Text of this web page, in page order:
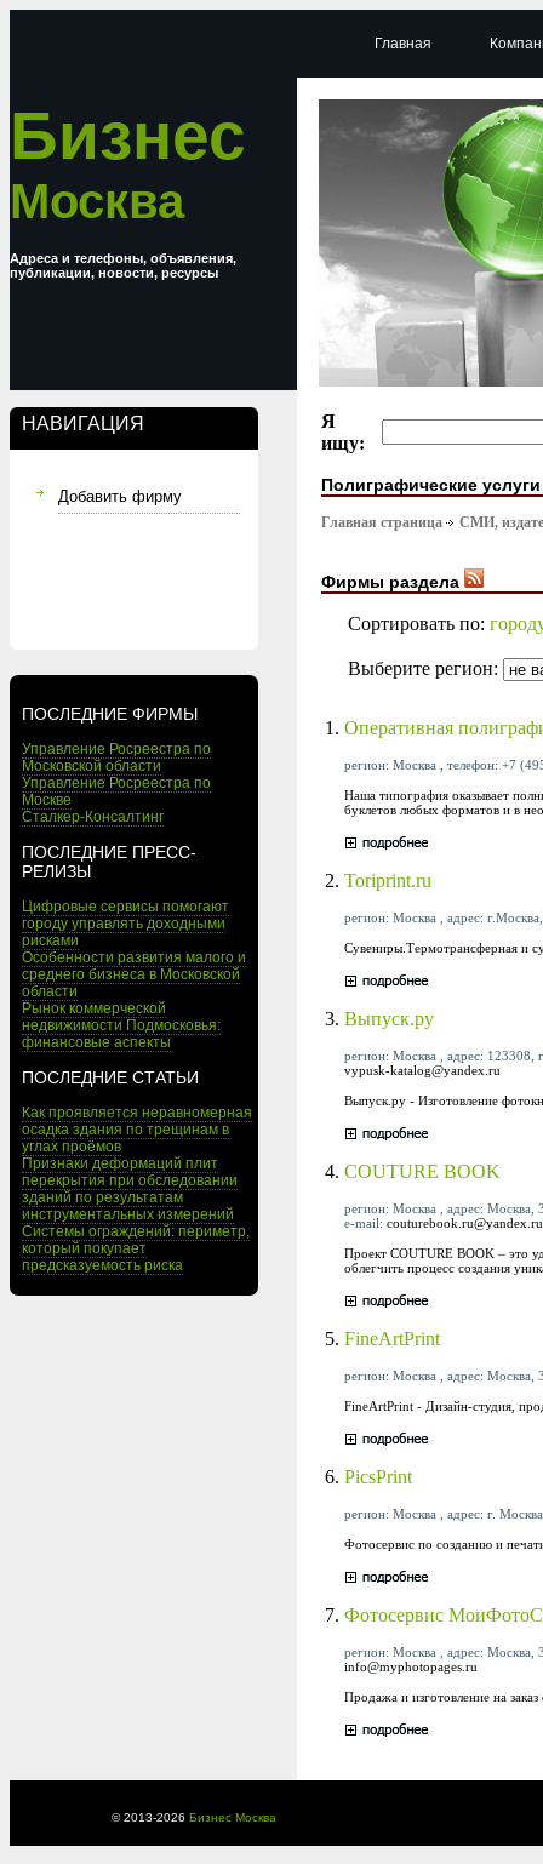
Бизнес
Москва
Адреса и телефоны, объявления,
публикации, новости, ресурсы
НАВИГАЦИЯ
Добавить фирму
ПОСЛЕДНИЕ ФИРМЫ
Управление Росреестра по
Московской области
Управление Росреестра по
Москве
Сталкер-Консалтинг
ПОСЛЕДНИЕ ПРЕСС-
РЕЛИЗЫ
Цифровые сервисы помогают
городу управлять доходными
рисками
Особенности развития малого и
среднего бизнеса в Московской
области
Рынок коммерческой
недвижимости Подмосковья:
финансовые аспекты
ПОСЛЕДНИЕ СТАТЬИ
Как проявляется неравномерная
осадка здания по трещинам в
углах проёмов
Признаки деформаций плит
перекрытия при обследовании
зданий по результатам
инструментальных измерений
Системы ограждений: периметр,
который покупает
предсказуемость риска
Главная
Я
ищу:
Полиграфические услуги
Главная страница СМИ,
Фирмы раздела
Сортировать по:
Выберите регион:
1. Оперативная
регион: Москва , телефон: +7
Наша типография оказывает
буклетов любых форматов и в
2. Toriprint.ru
регион: Москва , адрес:
Сувениры.Термотрансферная и
3. Выпуск.ру
регион: Москва , адрес: 123308,
vypusk-katalog@yandex.ru
Выпуск.ру - Изготовление
4. COUTURE BOOK
регион: Москва , адрес: Москва,
e-mail: couturebook.ru@yandex.ru
Проект COUTURE BOOK – это
облегчить процесс создания
5. FineArtPrint
регион: Москва , адрес: Москва,
FineArtPrint - Дизайн-студия,
6. PicsPrint
регион: Москва , адрес: г.
Фотосервис по созданию и
7. Фотосервис
регион: Москва , адрес: Москва,
info@myphotopages.ru
Продажа и изготовление на
© 2013-2026 Бизнес Москва